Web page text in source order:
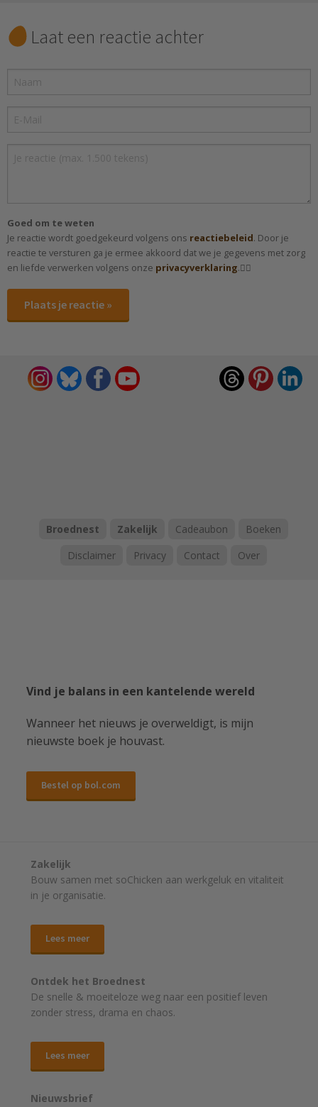
Laat een reactie achter
Goed om te weten
Je reactie wordt goedgekeurd volgens ons reactiebeleid. Door je
reactie te versturen ga je ermee akkoord dat we je gegevens met zorg
en liefde verwerken volgens onze privacyverklaring.✌🏻
Plaats je reactie »
Broednest Zakelijk Cadeaubon
Boeken
Disclaimer
Privacy Contact Over
Vind je balans in een kantelende wereld
Wanneer het nieuws je overweldigt, is mijn
nieuwste boek je houvast.
Bestel op bol.com
Zakelijk
Bouw samen met soChicken aan werkgeluk en vitaliteit
in je organisatie.
Lees meer
Ontdek het Broednest
De snelle & moeiteloze weg naar een positief leven
zonder stress, drama en chaos.
Lees meer
Nieuwsbrief